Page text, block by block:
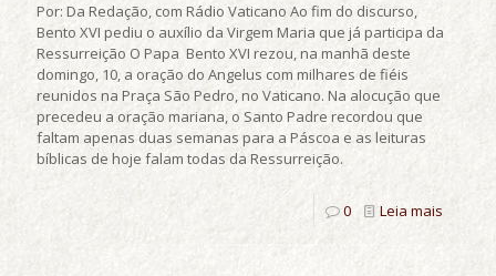
Por: Da Redação, com Rádio Vaticano Ao fim do discurso,
Bento XVI pediu o auxílio da Virgem Maria que já participa da
Ressurreição O Papa Bento XVI rezou, na manhã deste
domingo, 10, a oração do Angelus com milhares de fiéis
reunidos na Praça São Pedro, no Vaticano. Na alocução que
precedeu a oração mariana, o Santo Padre recordou que
faltam apenas duas semanas para a Páscoa e as leituras
bíblicas de hoje falam todas da Ressurreição.
0 Leia mais